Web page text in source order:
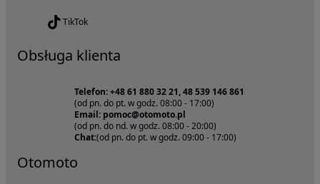
TikTok
Obsługa klienta
Telefon: +48 61 880 32 21, 48 539 146 861
(od pn. do pt. w godz. 08:00 - 17:00)
Email: pomoc@otomoto.pl
(od pn. do nd. w godz. 08:00 - 20:00)
Chat:(od pn. do pt. w godz. 09:00 - 17:00)
Otomoto